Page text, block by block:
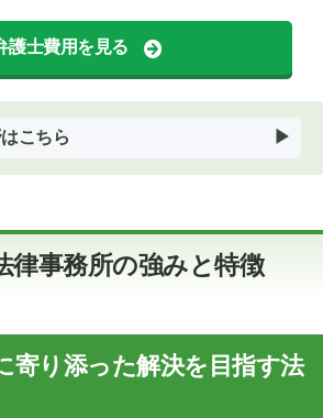
護士費用を見る
こちら
律事務所の強みと特徴
寄り添った解決を目指す法